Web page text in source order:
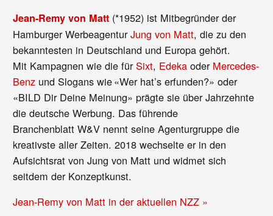
Jean-Remy von Matt (*1952) ist Mitbegründer der
Hamburger WerbeagenturJung von Matt, die zu den
bekanntesten in Deutschland und Europa gehört.
Mit Kampagnen wie die fürSixt, Edeka oder Mercedes-
Benz und Slogans wie «Wer hat’s erfunden?» oder
«BILD Dir Deine Meinung» prägte sie über Jahrzehnte
die deutsche Werbung. Das führende
Branchenblatt W&V nennt seine Agenturgruppe die
kreativste aller Zeiten. 2018 wechselte er in den
Aufsichtsrat von Jung von Matt und widmet sich
seitdem der Konzeptkunst.
Jean-Remy von Matt in der aktuellen NZZ »